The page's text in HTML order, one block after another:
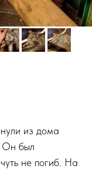
из дома
Он был
не погиб. На